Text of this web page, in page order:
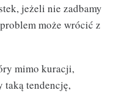
jeżeli nie zadbamy
może wrócić z
mimo kuracji,
taką tendencję,